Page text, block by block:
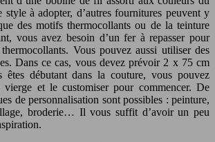
à adopter, d’autres fournitures peuvent y
des motifs thermocollants ou de la teinture
vous avez besoin d’un fer à repasser pour
Vous pouvez aussi utiliser des
Dans ce cas, vous devez prévoir 2 x 75 cm
êtes débutant dans la couture, vous pouvez
vierge et le customiser pour commencer. De
de personnalisation sont possibles : peinture,
broderie… Il vous suffit d’avoir un peu